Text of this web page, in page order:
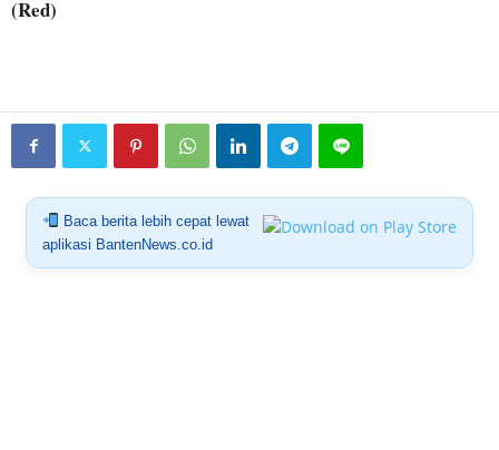
(Red)
Baca berita lebih cepat lewat
aplikasi BantenNews.co.id